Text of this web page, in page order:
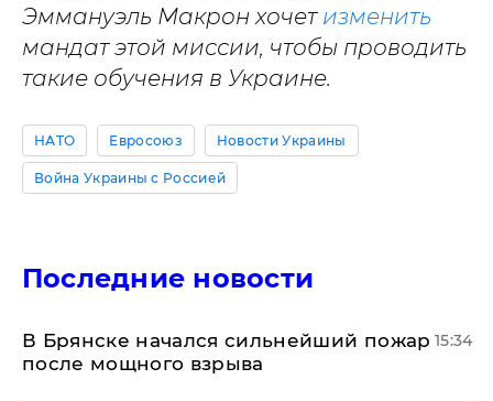
Эммануэль Макрон хочет изменить
мандат этой миссии, чтобы проводить
такие обучения в Украине.
НАТО Евросоюз Новости Украины
Война Украины с Россией
Последние новости
В Брянске начался сильнейший пожар
после мощного взрыва
15:34